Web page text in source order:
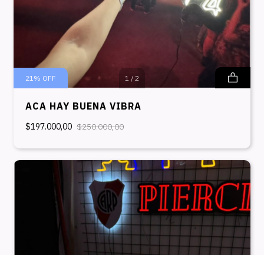
1 / 2
21 % OFF
ACA HAY BUENA VIBRA
$197.000,00 $250.000,00